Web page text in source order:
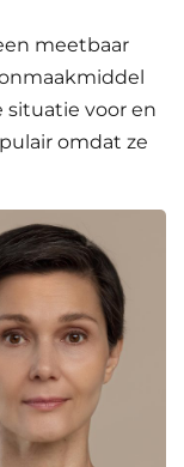
meetbaar
voor en
omdat ze